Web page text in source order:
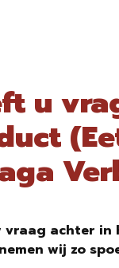
u
vraag achter
wij zo